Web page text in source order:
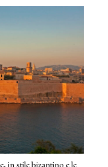
in stile bizantino e le